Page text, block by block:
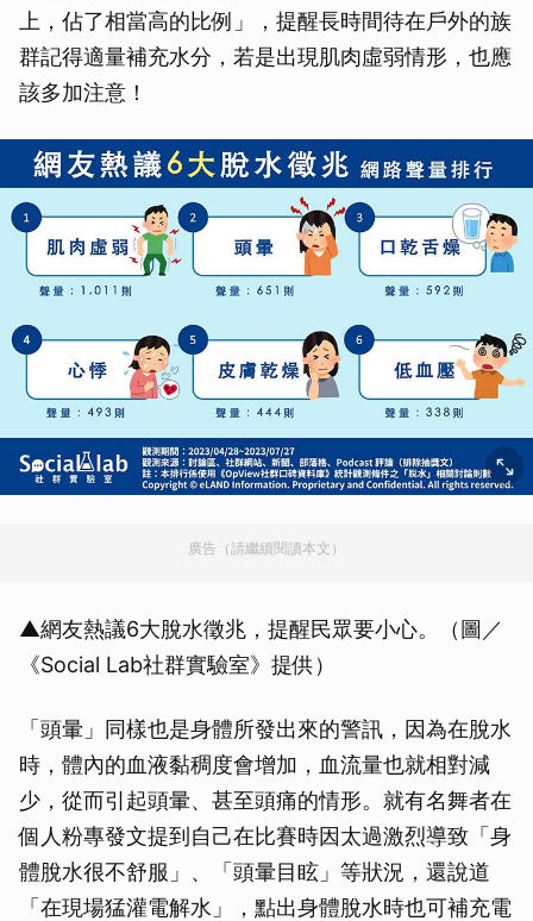
上，佔了相當高的比例」，提醒長時間待在戶外的族
群記得適量補充水分，若是出現肌肉虛弱情形，也應
該多加注意！
廣告（請繼續閱讀本文）
▲網友熱議6大脫水徵兆，提醒民眾要小心。（圖／
《Social Lab社群實驗室》提供）
「頭暈」同樣也是身體所發出來的警訊，因為在脫水
時，體內的血液黏稠度會增加，血流量也就相對減
少，從而引起頭暈、甚至頭痛的情形。就有名舞者在
個人粉專發文提到自己在比賽時因太過激烈導致「身
體脫水很不舒服」、「頭暈目眩」等狀況，還說道
「在現場猛灌電解水」，點出身體脫水時也可補充電